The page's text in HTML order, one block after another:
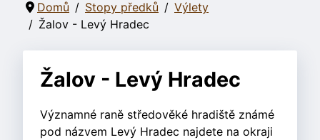
Domů Stopy předků
Výlety
Žalov - Levý Hradec
Žalov - Levý Hradec
Významné raně středověké hradiště známé
pod názvem Levý Hradec najdete na okraji